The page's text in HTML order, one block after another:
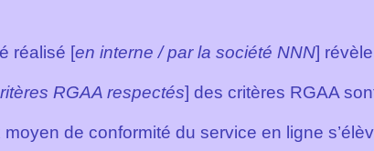
réalisé [en interne / par la société NNN]
RGAA respectés] des critères RGAA
moyen de conformité du service en ligne